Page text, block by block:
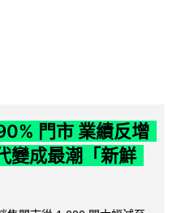
門市 業績反增
變成最潮「新鮮